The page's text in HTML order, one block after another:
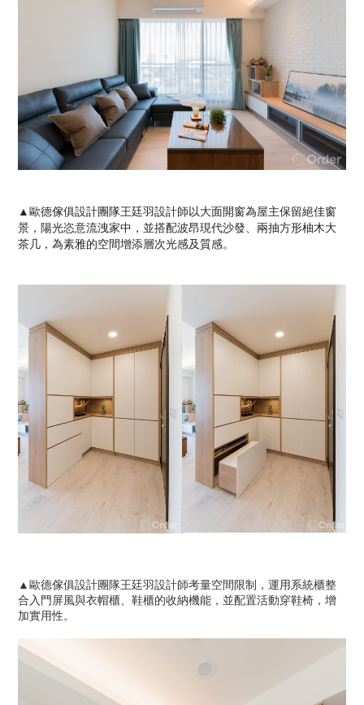
▲歐德傢俱設計團隊王廷羽設計師以大面開窗為屋主保留絕佳窗
景，陽光恣意流洩家中，並搭配波昂現代沙發、兩抽方形柚木大
茶几，為素雅的空間增添層次光感及質感。
▲歐德傢俱設計團隊王廷羽設計師考量空間限制，運用系統櫃整
合入門屏風與衣帽櫃、鞋櫃的收納機能，並配置活動穿鞋椅，增
加實用性。